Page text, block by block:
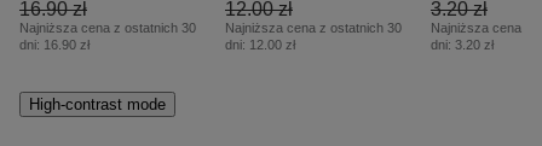
16.90 zł
Najniższa cena z ostatnich 30
dni: 16.90 zł
12.00 zł
Najniższa cena z ostatnich 30
dni: 12.00 zł
3.20 zł
Najniższa cena z
dni: 3.20 zł
High-contrast mode